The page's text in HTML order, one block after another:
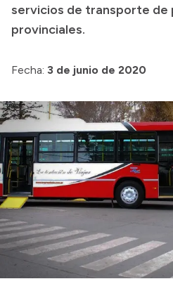
Consulta de pago a
Convocatorias
Login
servicios de transporte de
provinciales.
Fecha: 3 de junio de 2020